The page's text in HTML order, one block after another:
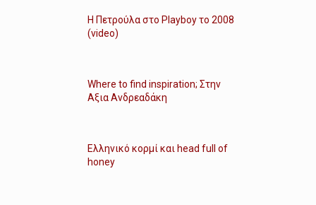
Η Πετρούλα στο Playboy το 2008
(video)
Where to find inspiration; Στην
Αξια Ανδρεαδάκη
Ελληνικό κορμί και head full of
honey